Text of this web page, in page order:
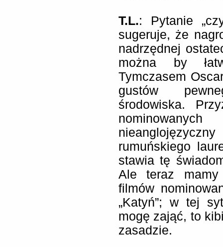
T.L.: Pytanie
sugeruje, że
nadrzędnej
można by
Tymczasem
gustów
środowiska.
rumuńskiego
stawia tę
Ale teraz
filmów
„Katyń”; w tej
mogę zająć, to
zasadzie.